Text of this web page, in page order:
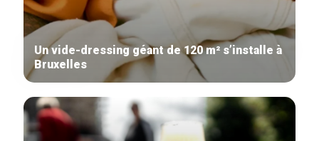
Un vide-dressing géant de 120 m² s’installe à
Bruxelles